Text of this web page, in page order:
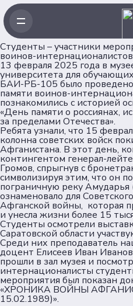
Студенты – участники
воинов-
13 февраля 2025 года в
университета для
БАИ-РБ-105 было
памяти воинов-
познакомились с историей
«День памяти о россиянах,
за пределами Отечества».
Ребята узнали, что 15
колонна советских войск
Афганистана. В этот день,
контингентом генерал-
Громов, спрыгнув с
символизируя этим, что он
пограничную реку Амударья
ознаменовало для
Афганской войны, которая
и унесла жизни более 15
Студенты осмотрели
Саратовской области
Среди них преподаватель
доцент Елисеев Иван
прошли в зал музея и
интернационалисты
мероприятия был показан
«ХРОНИКА ВОЙНЫ
15.02.1989)».